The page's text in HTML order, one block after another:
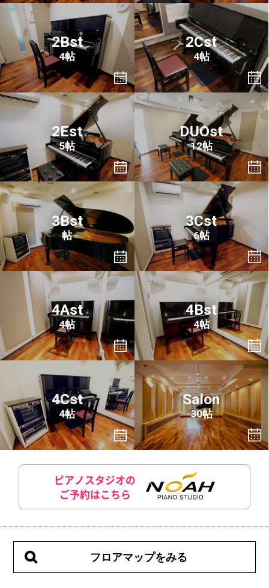
2Bst
4帖
2Cst
4帖
2Est
5帖
DUOst
12帖
3Bst
帖
3Cst
6帖
4Ast
4帖
4Bst
4帖
4Cst
4帖
Salon
30帖
ピアノスタジオの
ご予約はこちら
フロアマップをみる